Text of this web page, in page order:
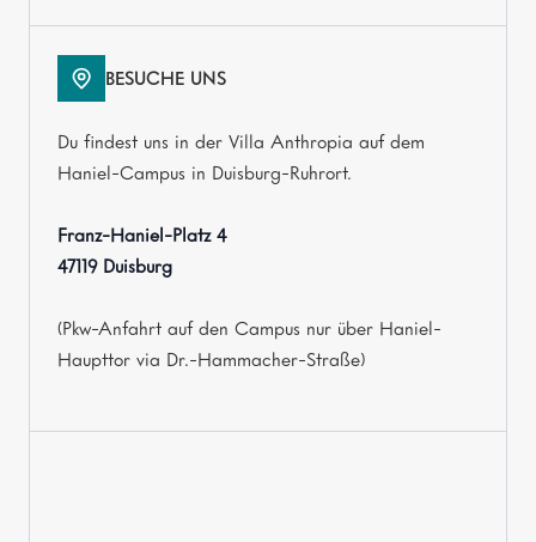
BESUCHE UNS
Du findest uns in der Villa Anthropia auf dem
Haniel-Campus in Duisburg-Ruhrort.
Franz-Haniel-Platz 4
47119 Duisburg
(Pkw-Anfahrt auf den Campus nur über Haniel-
Haupttor via Dr.-Hammacher-Straße)